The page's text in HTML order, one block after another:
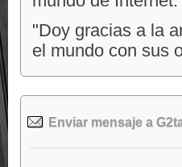
"Doy gracias a la
el mundo con sus
Enviar mensaje a